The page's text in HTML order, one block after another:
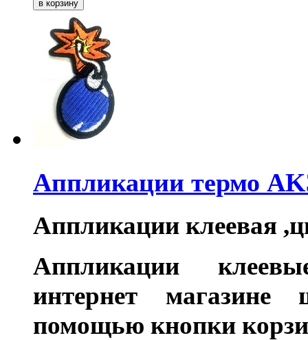
Аппликации термо
Аппликации клеевая
Аппликации
интернет
помощью кнопки